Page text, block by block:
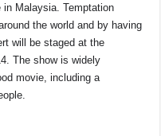
Malaysia. Temptation
the world and by having
will be staged at the
The show is widely
movie, including a